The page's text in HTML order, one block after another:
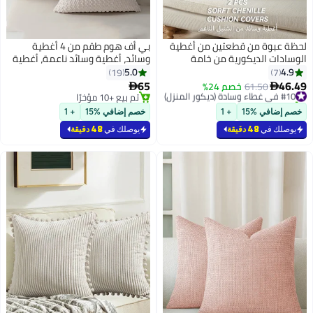
لحظة عبوة من قطعتين من أغطية
الوسادات الديكورية من خامة
الشنيل مع نسيج التويل، مناسبة
للأريكة والكنبة والسرير وغرفة
المعيشة، مقاس 20×20 بوصة
(50×50 سم)، بلون أخضر طحلبي
(موس غرين)
4.9
7
46.49
61.50خصم 24% #10 في غطاء وسادة (ديكور المنزل)
تم بيع +10 مؤخرًا
#10 في غطاء وسادة (ديكور المنزل)
خصم إضافي %15 + 1
يوصلك في48 دقيقة
بي أف هوم طقم من 4 أغطية
وسائد، أغطية وسائد ناعمة، أغطية
45 سم، رمضان للكنبة والسرير
وديكور غرفة المعيشة
5.0
19
65
تم بيع +10 مؤخرًا
تم بيع +10 مؤخرًا
خصم إضافي %15 + 1
يوصلك في48 دقيقة